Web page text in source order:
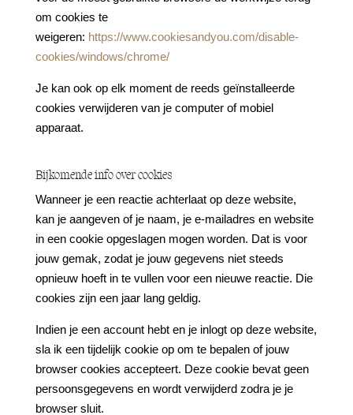
om cookies te
weigeren: https://www.cookiesandyou.com/disable-
cookies/windows/chrome/
Je kan ook op elk moment de reeds geïnstalleerde
cookies verwijderen van je computer of mobiel
apparaat.
Bijkomende info over cookies
Wanneer je een reactie achterlaat op deze website,
kan je aangeven of je naam, je e-mailadres en website
in een cookie opgeslagen mogen worden. Dat is voor
jouw gemak, zodat je jouw gegevens niet steeds
opnieuw hoeft in te vullen voor een nieuwe reactie. Die
cookies zijn een jaar lang geldig.
Indien je een account hebt en je inlogt op deze website,
sla ik een tijdelijk cookie op om te bepalen of jouw
browser cookies accepteert. Deze cookie bevat geen
persoonsgegevens en wordt verwijderd zodra je je
browser sluit.